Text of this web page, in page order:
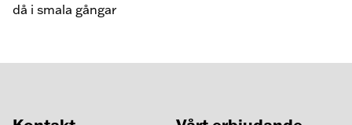
då i smala gångar